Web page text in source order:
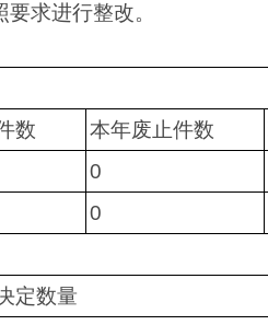
求进行整改。
数 本年废止件数
0
0
定数量